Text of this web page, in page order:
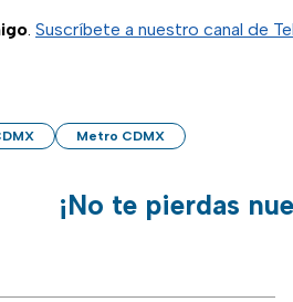
. Suscríbete a nuestro canal de
Metro CDMX
¡No te pierdas